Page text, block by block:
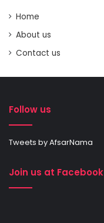
Home
About us
Contact us
Follow us
Tweets by AfsarNama
Join us at Facebook